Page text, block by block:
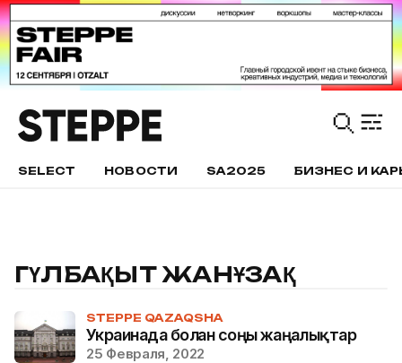
SELECT НОВОСТИ SA2025 БИЗНЕС И
ГҮЛБАҚЫТ ЖАНҰЗАҚ
STEPPE QAZAQSHA
Украинада болған соңғы жаңалықтар
25 Февраля, 2022